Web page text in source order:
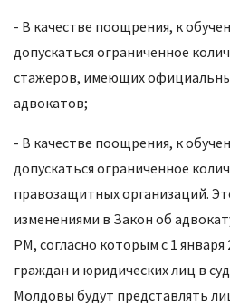
- В качестве поощрения, к
допускаться ограниченное
стажеров, имеющих
адвокатов;
- В качестве поощрения, к
допускаться ограниченное
правозащитных организаций.
изменениями в Закон об
РМ, согласно которым с 1 января
граждан и юридических лиц в
Молдовы будут представлять